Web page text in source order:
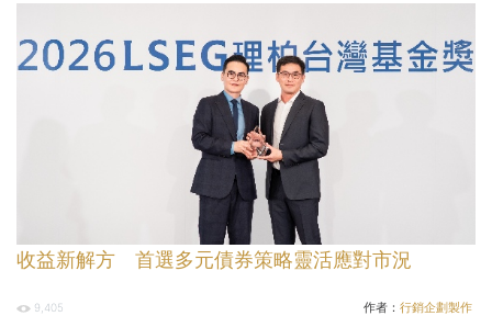
收益新解方 首選多元債券策略靈活應對市況
9,405 作者： 行銷企劃製作